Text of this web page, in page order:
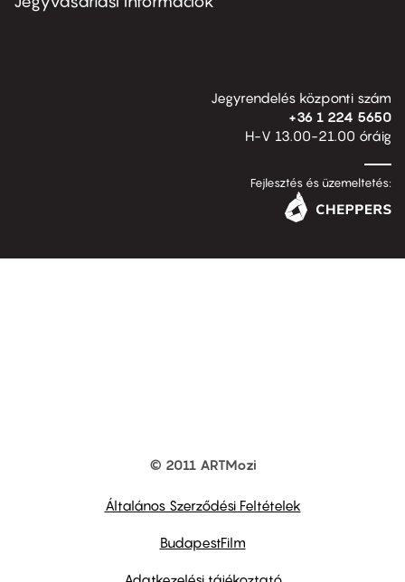
Jegyrendelés központi szám
+36 1 224 5650
H-V 13.00-21.00 óráig
Fejlesztés és üzemeltetés:
© 2011 ARTMozi
Általános Szerződési Feltételek
BudapestFilm